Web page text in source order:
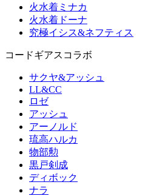
火水着ミナカ
火水着ドーナ
究極イシス&ネフティス
コードギアスコラボ
サクヤ&アッシュ
LL&CC
ロゼ
アッシュ
アーノルド
琉高ハルカ
物部勲
黒戸剣成
ディボック
ナラ